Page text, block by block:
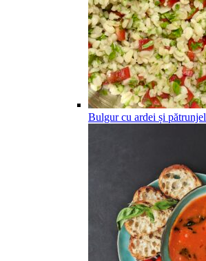
Bulgur cu ardei și pătrunjel